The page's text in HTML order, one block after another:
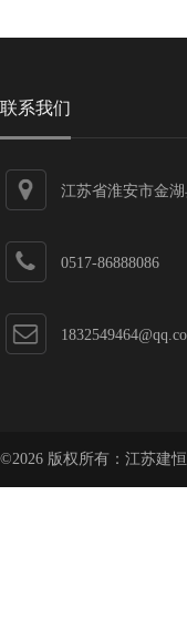
联系我们
江苏省淮安市金
0517-86888086
©2026 版权所有：江苏建